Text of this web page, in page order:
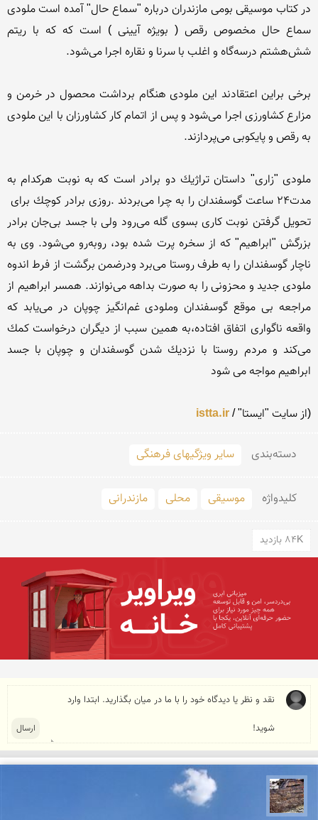
istta.ir
دسته‌بندی سایر ویژگیهای فرهنگی
کلید‌واژه موسیقی محلی مازندرانی
84K بازدید
محمد ناصری فرد